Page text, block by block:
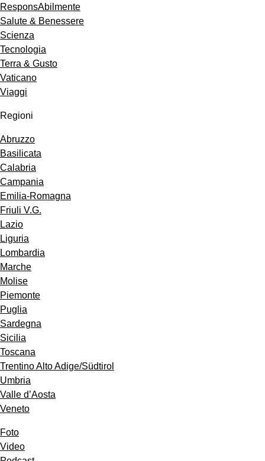
ResponsAbilmente
Salute & Benessere
Scienza
Tecnologia
Terra & Gusto
Vaticano
Viaggi
Regioni
Abruzzo
Basilicata
Calabria
Campania
Emilia-Romagna
Friuli V.G.
Lazio
Liguria
Lombardia
Marche
Molise
Piemonte
Puglia
Sardegna
Sicilia
Toscana
Trentino Alto Adige/Südtirol
Umbria
Valle d’Aosta
Veneto
Foto
Video